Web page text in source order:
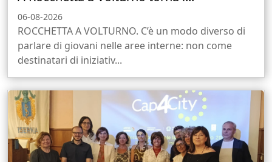
06-08-2026
ROCCHETTA A VOLTURNO. C’è un modo diverso di
parlare di giovani nelle aree interne: non come
destinatari di iniziativ...